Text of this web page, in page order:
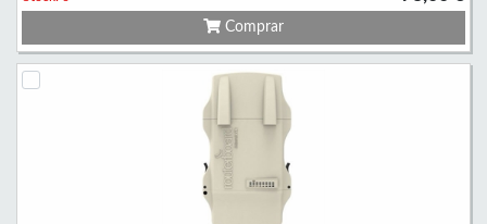
Comprar